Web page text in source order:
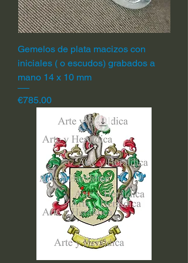
Gemelos de plata macizos con
iniciales ( o escudos) grabados a
mano 14 x 10 mm
Price
€785.00